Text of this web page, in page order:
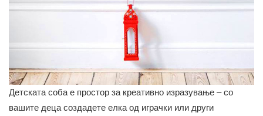
Детската соба е простор за креативно изразување – со
вашите деца создадете елка од играчки или други